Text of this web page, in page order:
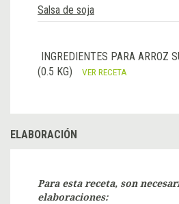
Salsa de soja
INGREDIENTES PARA ARROZ
(0.5 KG)
VER RECETA
ELABORACIÓN
Para esta receta, son
elaboraciones: